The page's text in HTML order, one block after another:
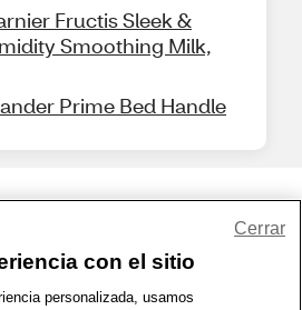
Fructis Sleek &
Smoothing Milk,
Prime Bed Handle
| Términos de Uso | Accesibilidad
con el sitio
personalizada, usamos
Cerrar